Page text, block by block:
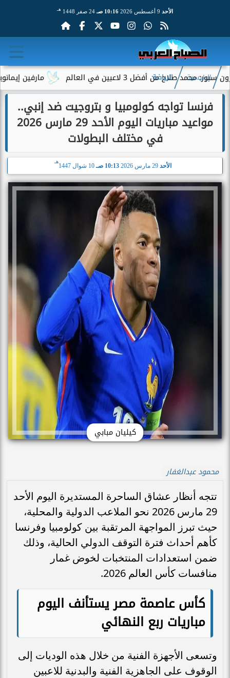
الأحد 10:16 صـ 24 صفر 1448 هـ
مارفين إيمانويل.. أفضل 3 لاعبين في العالم
الرئيسية الرياضة
فرنسا تواجه كولومبيا و بتروجيت ضد إنبي..
مواعيد مباريات اليوم الأحد 29 مارس 2026
في مختلف البطولات
الأحد 10:13 صـ 10 شوال 1447
هـ
كيليان مبابي
محمود عبدالغفار
تتجه أنظار عشاق الساحرة المستديرة اليوم الأحد
29 مارس 2026 نحو الملاعب الدولية والمحلية،
حيث تبرز المواجهة المرتقبة بين كولومبيا وفرنسا
كأهم أحداث فترة التوقف الدولي الحالية، وذلك
ضمن استعدادات المنتخبات لخوض غمار
منافسات كأس العالم 2026.
كأس عاصمة مصر يستأنف اليوم
مباريات ربع النهائي
وتسعى الأجهزة الفنية من خلال هذه الوديات إلى
الوقوف على الجاهزية الفنية والبدنية للاعبين